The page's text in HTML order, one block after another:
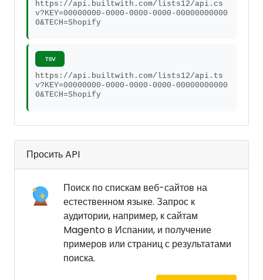
https://api.builtwith.com/lists12/api.cs
v?KEY=00000000-0000-0000-0000-00000000000
0&TECH=Shopify
TSV
https://api.builtwith.com/lists12/api.ts
v?KEY=00000000-0000-0000-0000-00000000000
0&TECH=Shopify
Просить API
Поиск по спискам веб-сайтов на
естественном языке. Запрос к
аудитории, например, к сайтам
Magento в Испании, и получение
примеров или страниц с результатами
поиска.